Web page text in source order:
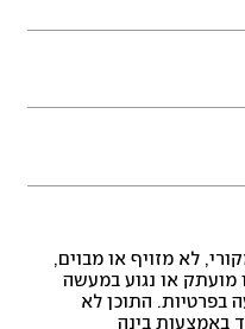
לא מזויף או מבוים,
מועתק או נגוע במעשה
בפרטיות. התוכן לא
באמצעות בינה